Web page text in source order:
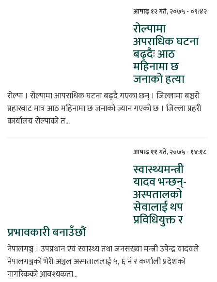
आषाढ़ १२ गते, २०७५ - ०९:४२
रोल्पामा
अपराधिक घटना
बढ्दैः आठ
महिनामा छ
जनाको हत्या
रोल्पा । रोल्पामा आपराधिक घटना बढ्दै गएका छन् । जिल्लामा बञ्चरो
प्रहारबाट मात्र आठ महिनामा छ जनाको ज्यान गएको छ । जिल्ला प्रहरी
कार्यालय रोल्पाको त...
आषाढ़ ११ गते, २०७५ - १४:१८
स्वास्थ्यमन्त्री
यादव भन्छन्-
अस्पतालको
सेवालाई थप
प्रविधियुक्त र
प्रभावकारी बनाउँछाैं
नेपालगञ्ज । उपप्रधान एवं स्वास्थ्य तथा जनसंख्या मन्त्री उपेन्द्र यादवले
नेपालगञ्जको भेरी अञ्चल अस्पताललाई ५, ६ नं र कर्णाली प्रदेशको
नागरिकको आवश्यकता...